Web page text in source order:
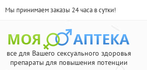
Мы принимаем заказы 24 часа в сутки!
все для Вашего сексуального здоровья
препараты для повышения потенции